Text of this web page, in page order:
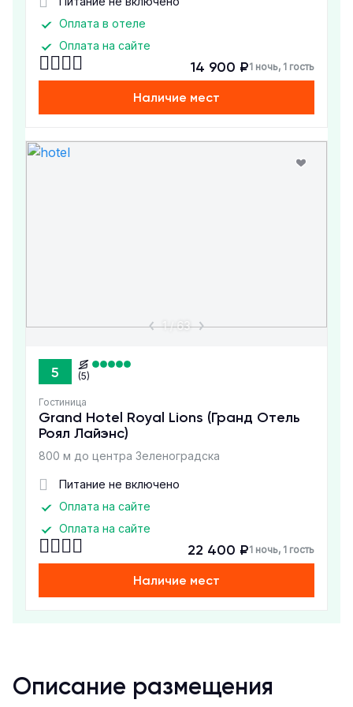
Оплата в отеле
Оплата на сайте
14 900 ₽1 ночь, 1 гость
Наличие мест
1/63
5 (5)
Гостиница
Grand Hotel Royal Lions (Гранд Отель
Роял Лайэнс)
800 м до центра Зеленоградска
Питание не включено
Оплата на сайте
Оплата на сайте
22 400 ₽1 ночь, 1 гость
Наличие мест
Описание размещения